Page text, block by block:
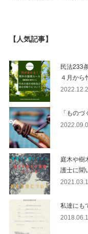
【人気記事】
民法233
４月から
「もの
庭木や樹
護士に聞
私達にも